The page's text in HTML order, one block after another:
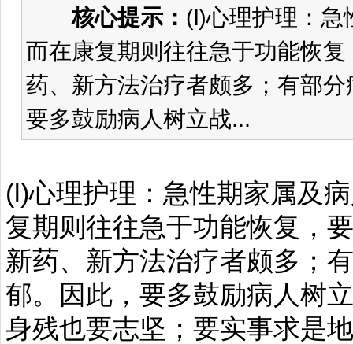
核心提示： (l)心理护理：急
而在康复期则往往急于功能恢
药、新方法治疗者颇多；有部
要多鼓励病人树立战...
(l)心理护理：急性期家属及
复期则往往急于功能恢复，
新药、新方法治疗者颇多；
郁。因此，要多鼓励病人树
身残也要志坚；要实事求是